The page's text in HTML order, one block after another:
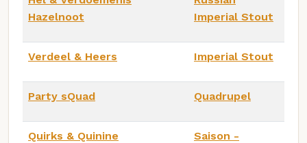
Hazelnoot
Imperial Stout
Verdeel & Heers Imperial Stout
Party sQuad Quadrupel
Quirks & Quinine
Saison -